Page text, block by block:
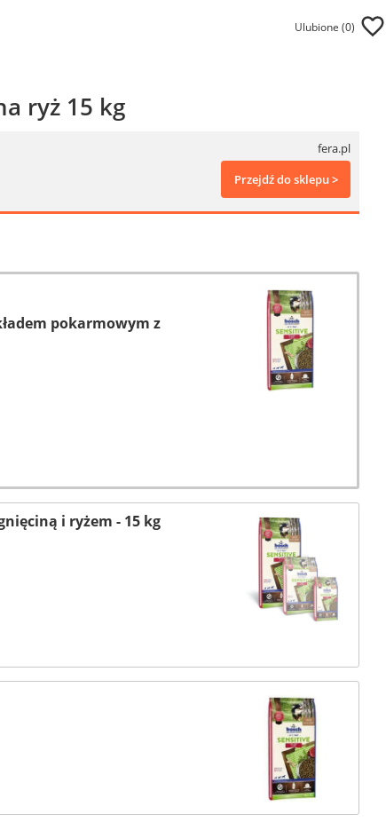
Ulubione (0)
ryż 15 kg
fera.pl
Przejdź do sklepu >
pokarmowym z
i ryżem - 15 kg